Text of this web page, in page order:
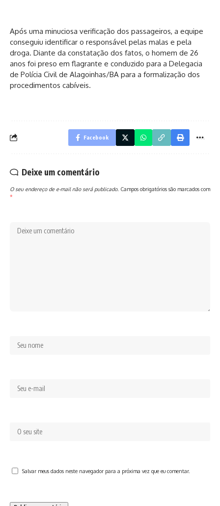
Após uma minuciosa verificação dos passageiros, a equipe
conseguiu identificar o responsável pelas malas e pela
droga. Diante da constatação dos fatos, o homem de 26
anos foi preso em flagrante e conduzido para a Delegacia
de Polícia Civil de Alagoinhas/BA para a formalização dos
procedimentos cabíveis.
Facebook
Deixe um comentário
O seu endereço de e-mail não será publicado. Campos obrigatórios são marcados com
*
Salvar meus dados neste navegador para a próxima vez que eu comentar.